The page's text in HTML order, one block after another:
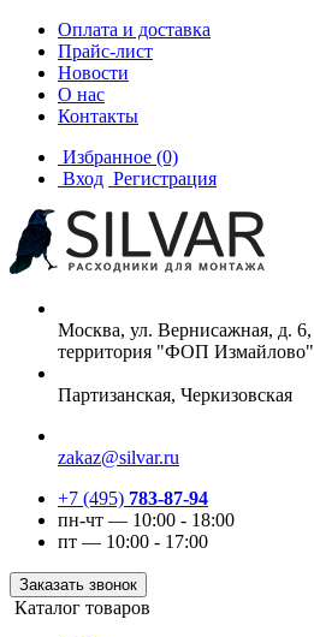
Оплата и доставка
Прайс-лист
Новости
О нас
Контакты
Избранное (0)
Вход Регистрация
Москва, ул. Вернисажная, д. 6,
территория "ФОП Измайлово"
Партизанская, Черкизовская
zakaz@silvar.ru
+7 (495) 783-87-94
пн-чт — 10:00 - 18:00
пт — 10:00 - 17:00
Заказать звонок
Каталог товаров